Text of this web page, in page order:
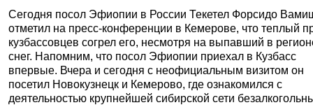
Сегодня посол Эфиопии в России Текетел Форсидо
отметил на пресс-конференции в Кемерове, что теплый
кузбассовцев согрел его, несмотря на выпавший в
снег. Напомним, что посол Эфиопии приехал в Кузбасс
впервые. Вчера и сегодня с неофициальным визитом он
посетил Новокузнецк и Кемерово, где ознакомился с
деятельностью крупнейшей сибирской сети